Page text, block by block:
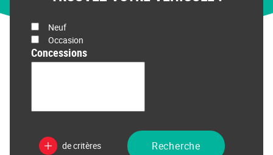
État
Neuf
Occasion
Concessions
de critères Recherche